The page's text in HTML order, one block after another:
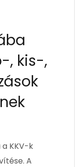
, kis-,
KKV-k
A